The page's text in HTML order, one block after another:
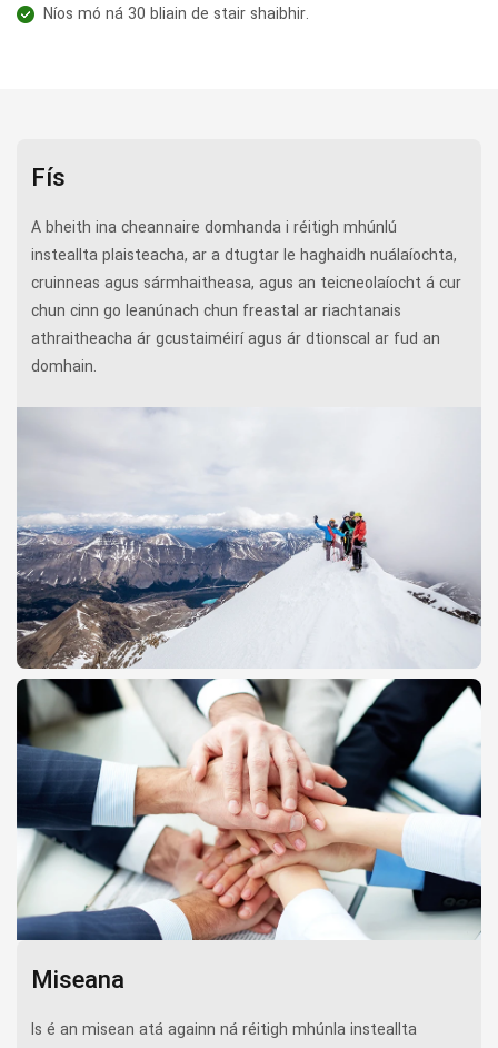
Níos mó ná 30 bliain de stair shaibhir.
Fís
A bheith ina cheannaire domhanda i réitigh mhúnlú
insteallta plaisteacha, ar a dtugtar le haghaidh nuálaíochta,
cruinneas agus sármhaitheasa, agus an teicneolaíocht á cur
chun cinn go leanúnach chun freastal ar riachtanais
athraitheacha ár gcustaiméirí agus ár dtionscal ar fud an
domhain.
Miseana
Is é an misean atá againn ná réitigh mhúnla insteallta